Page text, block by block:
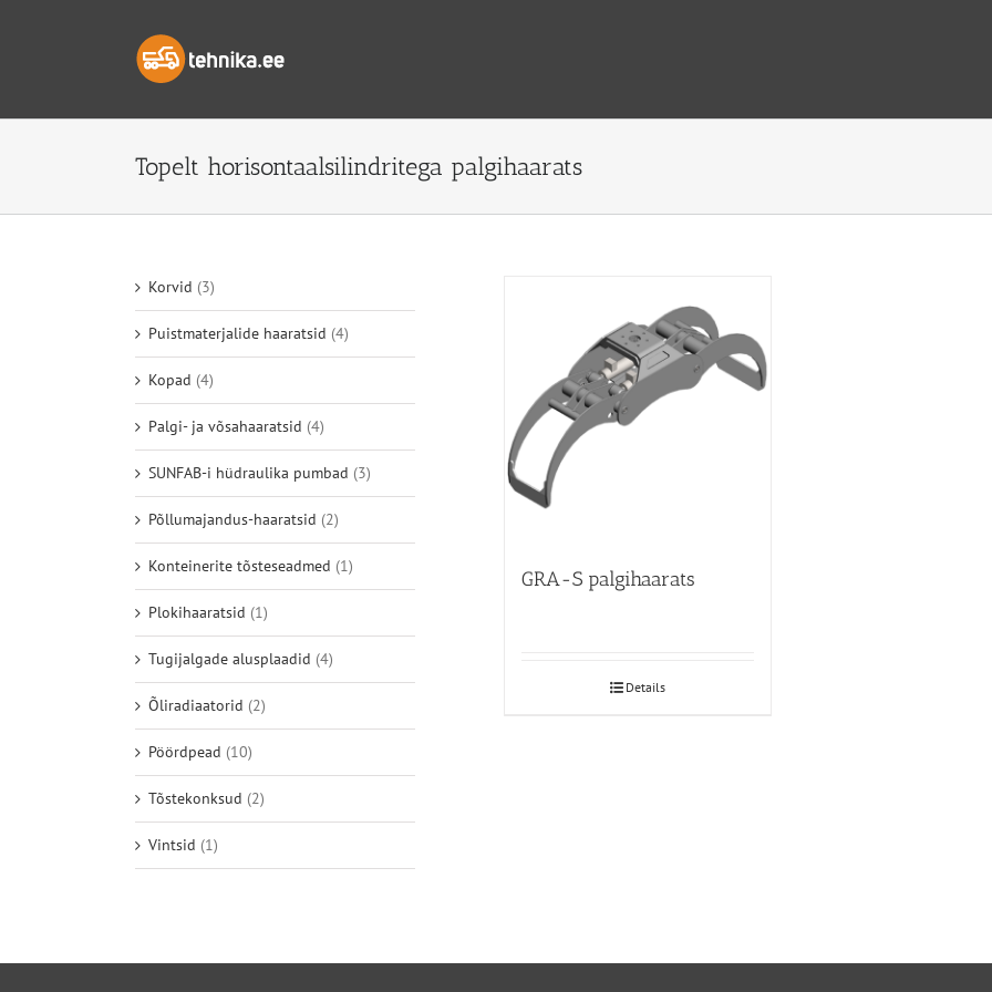
Topelt horisontaalsilindritega palgihaarats
GRA-S palgihaarats
Details
Korvid (3)
Puistmaterjalide haaratsid (4)
Kopad (4)
Palgi- ja võsahaaratsid (4)
SUNFAB-i hüdraulika pumbad (3)
Põllumajandus-haaratsid (2)
Konteinerite tõsteseadmed (1)
Plokihaaratsid (1)
Tugijalgade alusplaadid (4)
Õliradiaatorid (2)
Pöördpead (10)
Tõstekonksud (2)
Vintsid (1)